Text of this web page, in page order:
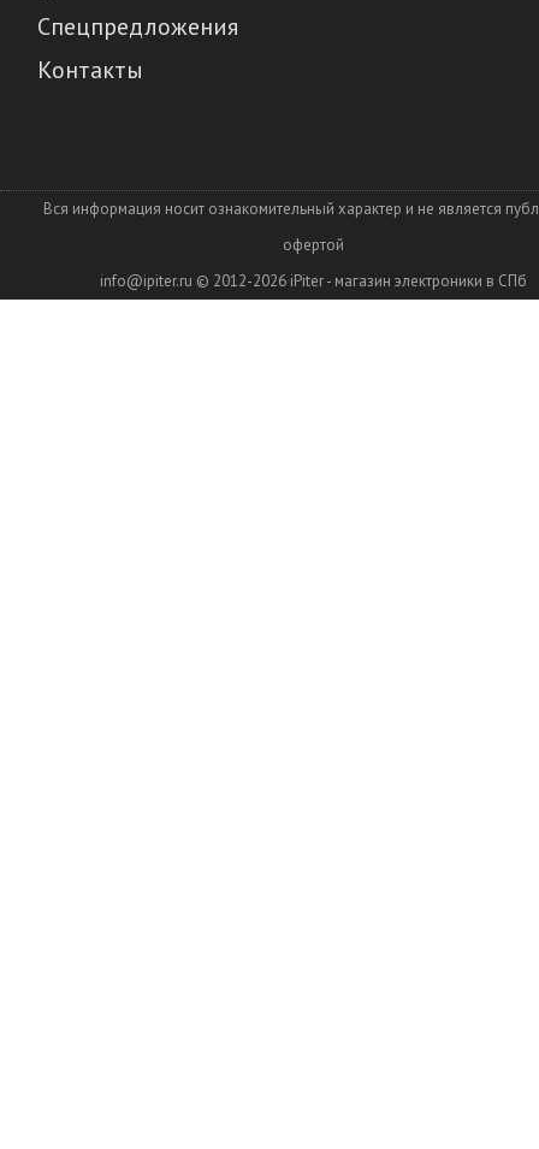
Спецпредложения
Контакты
Вся информация носит ознакомительный характер и не является
офертой
info@ipiter.ru © 2012-2026 iPiter - магазин электроники в СПб